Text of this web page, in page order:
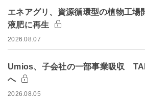
エネアグリ、資源循環型の植物工
液肥に再生
2026.08.07
Umios、子会社の一部事業吸収
へ
2026.08.05